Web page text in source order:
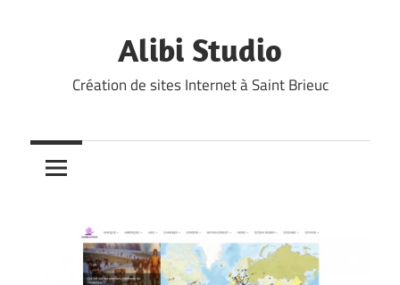
Alibi Studio
Création de sites Internet à Saint Brieuc